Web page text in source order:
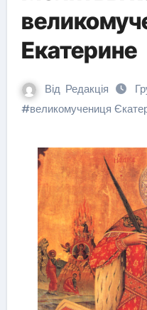
Екатерине
Від Редакція
#великомучениця